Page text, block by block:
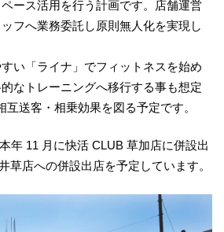
ース活用を行う計画です。店舗運営
フへ業務委託し原則無人化を実現し
い「ライナ」でフィットネスを始め
なトレーニングへ移行する事も想定
互送客・相乗効果を図る予定です。
年 11 月に快活 CLUB 草加店に併設出
草店への併設出店を予定しています。